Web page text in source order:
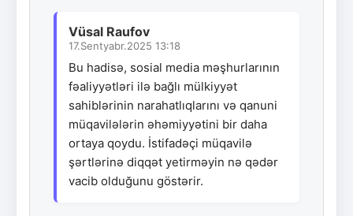
Vüsal Raufov
17.Sentyabr.2025 13:18
Bu hadisə, sosial media məşhurlarının
fəaliyyətləri ilə bağlı mülkiyyət
sahiblərinin narahatlıqlarını və qanuni
müqavilələrin əhəmiyyətini bir daha
ortaya qoydu. İstifadəçi müqavilə
şərtlərinə diqqət yetirməyin nə qədər
vacib olduğunu göstərir.